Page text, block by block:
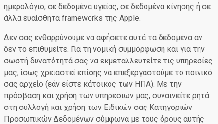
ημερολόγιο, σε δεδομένα υγείας, σε δεδομένα κίνησης ή σε
άλλα ευαίσθητα frameworks της Apple.
Δεν σας ενθαρρύνουμε να αφήσετε αυτά τα δεδομένα αν
δεν το επιθυμείτε. Για τη νομική συμμόρφωση και για την
σωστή δυνατότητά σας να εκμεταλλευτείτε τις υπηρεσίες
μας, ίσως χρειαστεί επίσης να επεξεργαστούμε το ποινικό
σας αρχείο (εάν είστε κάτοικος των ΗΠΑ). Με την
πρόσβαση και χρήση των υπηρεσιών μας, συναινείτε ρητά
στη συλλογή και χρήση των Ειδικών σας Κατηγοριών
Προσωπικών Δεδομένων σύμφωνα με τους όρους αυτής